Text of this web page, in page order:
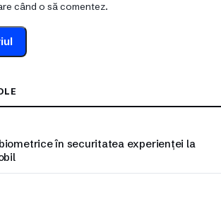
când o să comentez.
în securitatea experienței la